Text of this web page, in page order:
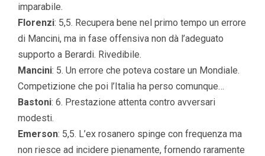
imparabile.
Florenzi: 5,5. Recupera bene nel primo tempo un errore
di Mancini, ma in fase offensiva non dà l’adeguato
supporto a Berardi. Rivedibile.
Mancini: 5. Un errore che poteva costare un Mondiale.
Competizione che poi l’Italia ha perso comunque…
Bastoni: 6. Prestazione attenta contro avversari
modesti.
Emerson: 5,5. L’ex rosanero spinge con frequenza ma
non riesce ad incidere pienamente, fornendo raramente